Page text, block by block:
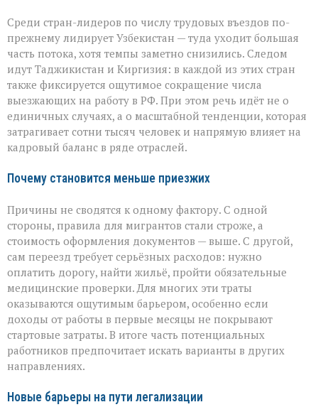
Среди стран-лидеров по числу трудовых въездов по-
прежнему лидирует Узбекистан — туда уходит большая
часть потока, хотя темпы заметно снизились. Следом
идут Таджикистан и Киргизия: в каждой из этих стран
также фиксируется ощутимое сокращение числа
выезжающих на работу в РФ. При этом речь идёт не о
единичных случаях, а о масштабной тенденции, которая
затрагивает сотни тысяч человек и напрямую влияет на
кадровый баланс в ряде отраслей.
Почему становится меньше приезжих
Причины не сводятся к одному фактору. С одной
стороны, правила для мигрантов стали строже, а
стоимость оформления документов — выше. С другой,
сам переезд требует серьёзных расходов: нужно
оплатить дорогу, найти жильё, пройти обязательные
медицинские проверки. Для многих эти траты
оказываются ощутимым барьером, особенно если
доходы от работы в первые месяцы не покрывают
стартовые затраты. В итоге часть потенциальных
работников предпочитает искать варианты в других
направлениях.
Новые барьеры на пути легализации